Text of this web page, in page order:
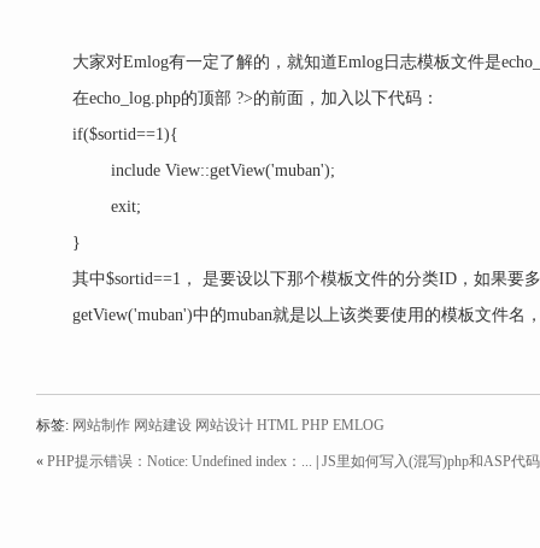
大家对Emlog有一定了解的，就知道Emlog日志模板文件是
在echo_log.php的顶部 ?>的前面，加入以下代码：
if($sortid==1){
include View::getView('muban');
exit;
}
其中$sortid==1， 是要设以下那个模板文件的分类ID，如果要
getView('muban')中的muban就是以上该类要使用的模板文件名
标签: 网站制作 网站建设 网站设计 HTML PHP EMLOG
« PHP提示错误：Notice: Undefined index：... JS里如何写入(混写)php和ASP代码